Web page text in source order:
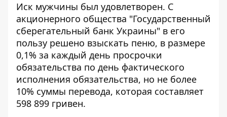
Иск мужчины был удовлетворен. С
акционерного общества "Государственный
сберегательный банк Украины" в его
пользу решено взыскать пеню, в размере
0,1% за каждый день просрочки
обязательства по день фактического
исполнения обязательства, но не более
10% суммы перевода, которая составляет
598 899 гривен.